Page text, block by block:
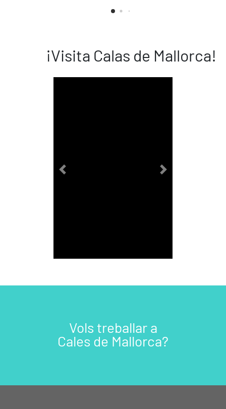
¡Visita Calas de Mallorca!
Previous Next
Vols treballar a
Cales de Mallorca?